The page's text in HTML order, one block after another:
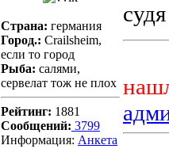
Страна: германия
Город.: Crailsheim,
если то город
Рыба: салями,
сервелат тож не плох
Рейтинг: 1881
Сообщений: 3799
Информация: Aнкета